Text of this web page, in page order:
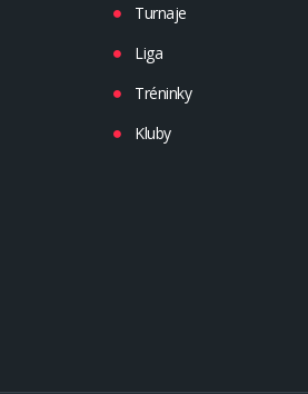
Turnaje
Liga
Tréninky
Kluby